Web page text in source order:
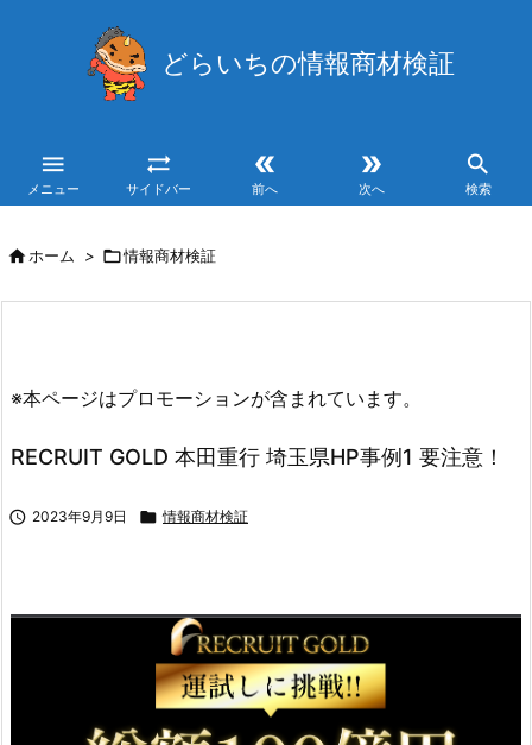
どらいちの情報商材検証

メニュー

サイドバー

前へ

次へ

検索
ホーム > 情報商材検証
※本ページはプロモーションが含まれています。
RECRUIT GOLD 本田重行 埼玉県HP事例1 要注意！
 2023年9月9日  情報商材検証